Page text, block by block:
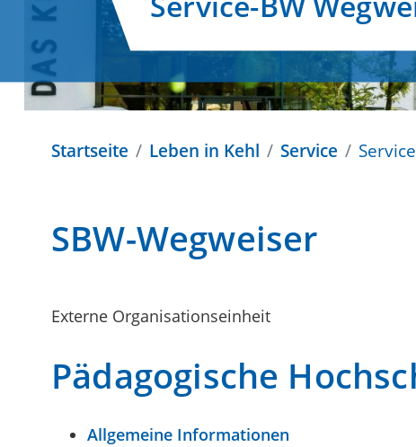
Startseite Leben in Kehl Service
SBW-Wegweiser
Externe Organisationseinheit
Pädagogische
Allgemeine Informationen